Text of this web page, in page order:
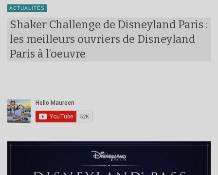
ACTUALITÉS
Shaker Challenge de Disneyland Paris :
les meilleurs ouvriers de Disneyland
Paris à l’oeuvre